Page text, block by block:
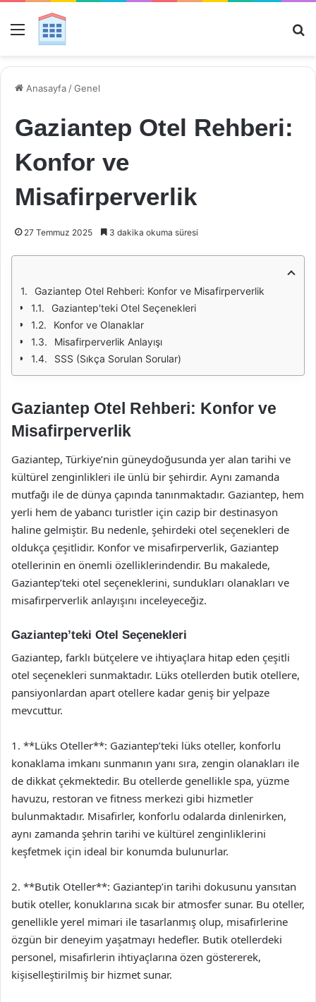
Menü
Anasayfa /Genel
Gaziantep Otel Rehberi:
Konfor ve
Misafirperverlik
27 Temmuz 2025 3 dakika okuma süresi
Gaziantep Otel Rehberi: Konfor ve Misafirperverlik
Gaziantep'teki Otel Seçenekleri
Konfor ve Olanaklar
Misafirperverlik Anlayışı
SSS (Sıkça Sorulan Sorular)
Gaziantep Otel Rehberi: Konfor ve
Misafirperverlik
Gaziantep, Türkiye’nin güneydoğusunda yer alan tarihi ve
kültürel zenginlikleri ile ünlü bir şehirdir. Aynı zamanda
mutfağı ile de dünya çapında tanınmaktadır. Gaziantep, hem
yerli hem de yabancı turistler için cazip bir destinasyon
haline gelmiştir. Bu nedenle, şehirdeki otel seçenekleri de
oldukça çeşitlidir. Konfor ve misafirperverlik, Gaziantep
otellerinin en önemli özelliklerindendir. Bu makalede,
Gaziantep’teki otel seçeneklerini, sundukları olanakları ve
misafirperverlik anlayışını inceleyeceğiz.
Gaziantep’teki Otel Seçenekleri
Gaziantep, farklı bütçelere ve ihtiyaçlara hitap eden çeşitli
otel seçenekleri sunmaktadır. Lüks otellerden butik otellere,
pansiyonlardan apart otellere kadar geniş bir yelpaze
mevcuttur.
1. **Lüks Oteller**: Gaziantep’teki lüks oteller, konforlu
konaklama imkanı sunmanın yanı sıra, zengin olanakları ile
de dikkat çekmektedir. Bu otellerde genellikle spa, yüzme
havuzu, restoran ve fitness merkezi gibi hizmetler
bulunmaktadır. Misafirler, konforlu odalarda dinlenirken,
aynı zamanda şehrin tarihi ve kültürel zenginliklerini
keşfetmek için ideal bir konumda bulunurlar.
2. **Butik Oteller**: Gaziantep’in tarihi dokusunu yansıtan
butik oteller, konuklarına sıcak bir atmosfer sunar. Bu oteller,
genellikle yerel mimari ile tasarlanmış olup, misafirlerine
özgün bir deneyim yaşatmayı hedefler. Butik otellerdeki
personel, misafirlerin ihtiyaçlarına özen göstererek,
kişiselleştirilmiş bir hizmet sunar.